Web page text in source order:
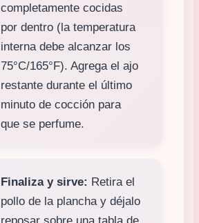
completamente cocidas
por dentro (la temperatura
interna debe alcanzar los
75°C/165°F). Agrega el ajo
restante durante el último
minuto de cocción para
que se perfume.
Finaliza y sirve: Retira el
pollo de la plancha y déjalo
reposar sobre una tabla de